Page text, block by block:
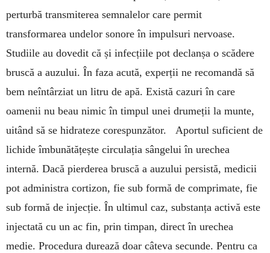
perturbă transmiterea semnalelor care per­mit
transformarea undelor sonore în impul­suri nervoase.
Studiile au dovedit că și infecțiile pot declanșa o scădere
bruscă a auzului. În faza acută, experții ne recomandă să
bem neîntârziat un litru de apă. Există cazuri în care
oamenii nu beau nimic în timpul unei dru­meții la munte,
uitând să se hidrateze cores­pun­zător. Aportul suficient de
lichide îmbu­nă­tățește circulația sângelui în urechea
internă. Dacă pier­derea bruscă a auzului persistă, medicii
pot administra cortizon, fie sub formă de compri­mate, fie
sub formă de injecție. În ultimul caz, substanța activă este
injectată cu un ac fin, prin timpan, direct în ure­chea
medie. Procedura durea­ză doar câteva secunde. Pentru ca